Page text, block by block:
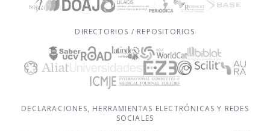
DIRECTORIOS / REPOSITORIOS
DECLARACIONES, HERRAMIENTAS ELECTRÓNICAS Y REDES
SOCIALES